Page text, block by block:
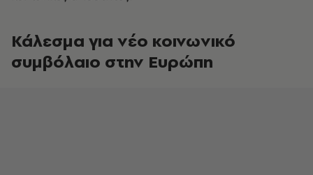
Κάλεσμα για νέο κοινωνικό
συμβόλαιο στην Ευρώπη